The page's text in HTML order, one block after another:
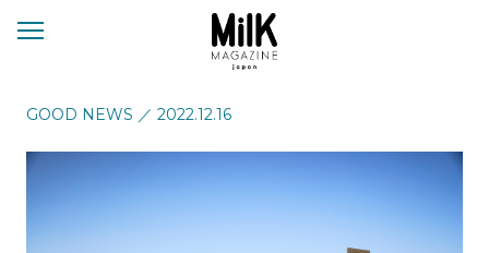
メ
GOOD NEWS ／ 2022.12.16